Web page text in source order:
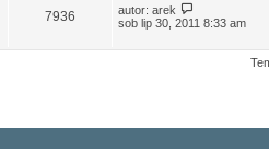
7936 autor: arek
sob lip 30, 2011 8:33 am